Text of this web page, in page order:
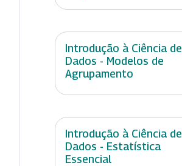
Introdução à Ciência de
Dados - Modelos de
Agrupamento
Introdução à Ciência de
Dados - Estatística
Essencial